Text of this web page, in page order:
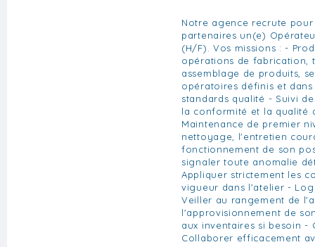
Notre agence recrute
partenaires un(e)
(H/F). Vos missions : -
opérations de fabrication,
assemblage de produits,
opératoires définis et
standards qualité - Suivi
la conformité et la qualité
Maintenance de premier
nettoyage, l'entretien
fonctionnement de son
signaler toute anomalie
Appliquer strictement les
vigueur dans l'atelier -
Veiller au rangement de
l'approvisionnement de
aux inventaires si besoin -
Collaborer efficacement